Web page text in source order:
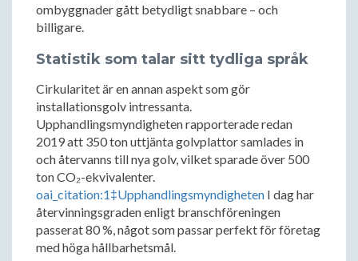
ombyggnader gått betydligt snabbare – och
billigare.
Statistik som talar sitt tydliga språk
Cirkularitet är en annan aspekt som gör
installationsgolv intressanta.
Upphandlingsmyndigheten rapporterade redan
2019 att 350 ton uttjänta golvplattor samlades in
och återvanns till nya golv, vilket sparade över 500
ton CO₂-ekvivalenter.
oai_citation:1‡Upphandlingsmyndigheten I dag har
återvinningsgraden enligt branschföreningen
passerat 80 %, något som passar perfekt för företag
med höga hållbarhetsmål.